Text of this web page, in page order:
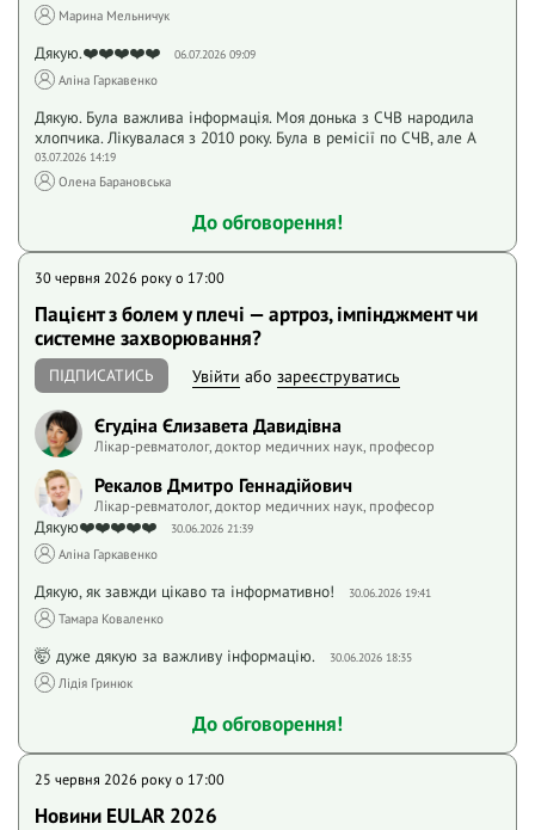
Марина Мельничук
Дякую.❤️❤️❤️❤️❤️ 06.07.2026 09:09
Аліна Гаркавенко
Дякую. Була важлива інформація. Моя донька з СЧВ народила
хлопчика. Лікувалася з 2010 року. Була в ремісії по СЧВ, але А
03.07.2026 14:19
Олена Барановська
До обговорення!
30 червня 2026 року o 17:00
Пацієнт з болем у плечі — артроз, імпінджмент чи
системне захворювання?
ПІДПИСАТИСЬ Увійти або зареєструватись
Єгудіна Єлизавета Давидівна
Лікар-ревматолог, доктор медичних наук, професор
Рекалов Дмитро Геннадійович
Лікар-ревматолог, доктор медичних наук, професор
Дякую❤️❤️❤️❤️❤️ 30.06.2026 21:39
Аліна Гаркавенко
Дякую, як завжди цікаво та інформативно! 30.06.2026 19:41
Тамара Коваленко
🤯 дуже дякую за важливу інформацію. 30.06.2026 18:35
Лідія Гринюк
До обговорення!
25 червня 2026 року o 17:00
Новини EULAR 2026